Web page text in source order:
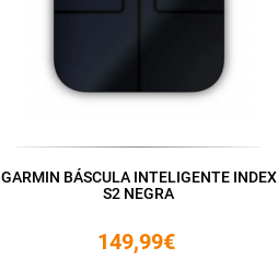
GARMIN BÁSCULA INTELIGENTE INDEX
S2 NEGRA
149,99€